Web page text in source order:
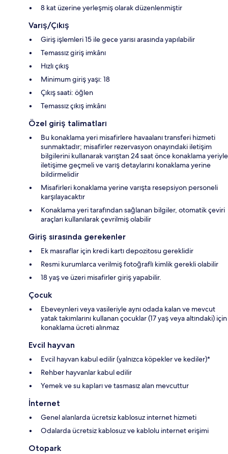
8 kat üzerine yerleşmiş olarak düzenlenmiştir
Varış/Çıkış
Giriş işlemleri 15 ile gece yarısı arasında yapılabilir
Temassız giriş imkânı
Hızlı çıkış
Minimum giriş yaşı: 18
Çıkış saati: öğlen
Temassız çıkış imkânı
Özel giriş talimatları
Bu konaklama yeri misafirlere havaalanı transferi hizmeti
sunmaktadır; misafirler rezervasyon onayındaki iletişim
bilgilerini kullanarak varıştan 24 saat önce konaklama yeriyle
iletişime geçmeli ve varış detaylarını konaklama yerine
bildirmelidir
Misafirleri konaklama yerine varışta resepsiyon personeli
karşılayacaktır
Konaklama yeri tarafından sağlanan bilgiler, otomatik çeviri
araçları kullanılarak çevrilmiş olabilir
Giriş sırasında gerekenler
Ek masraflar için kredi kartı depozitosu gereklidir
Resmi kurumlarca verilmiş fotoğraflı kimlik gerekli olabilir
18 yaş ve üzeri misafirler giriş yapabilir.
Çocuk
Ebeveynleri veya vasileriyle aynı odada kalan ve mevcut
yatak takımlarını kullanan çocuklar (17 yaş veya altındaki) için
konaklama ücreti alınmaz
Evcil hayvan
Evcil hayvan kabul edilir (yalnızca köpekler ve kediler)*
Rehber hayvanlar kabul edilir
Yemek ve su kapları ve tasmasız alan mevcuttur
İnternet
Genel alanlarda ücretsiz kablosuz internet hizmeti
Odalarda ücretsiz kablosuz ve kablolu internet erişimi
Otopark